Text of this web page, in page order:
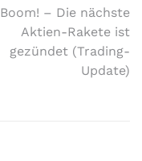
Boom! – Die nächste
Aktien-Rakete ist
gezündet (Trading-
Update)